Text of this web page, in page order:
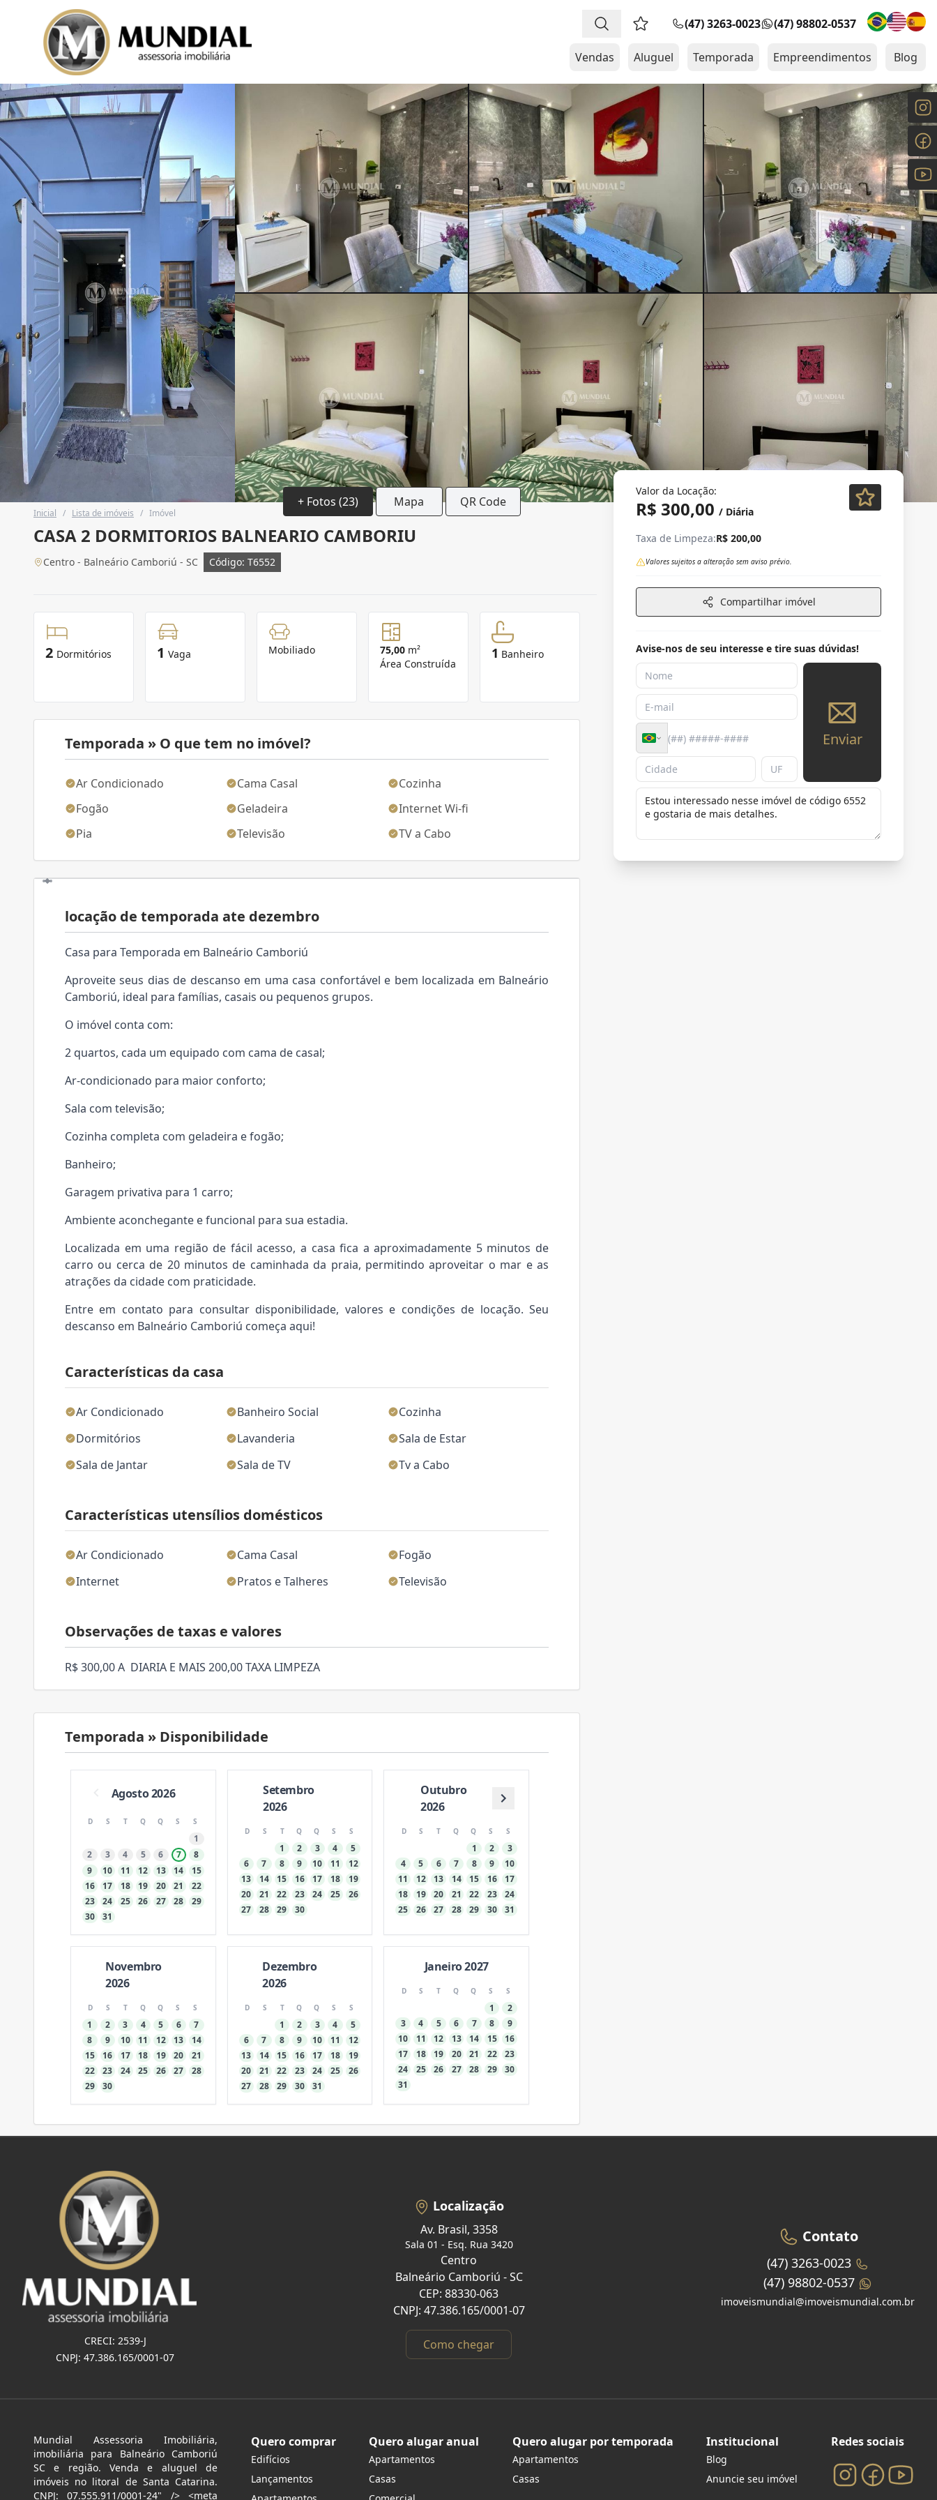
Favoritos (0 itens)
(47) 3263-0023 (47) 98802-0537
Vendas Aluguel Temporada Empreendimentos Blog
+ Fotos (23) Mapa QR Code
Inicial / Lista de imóveis / Imóvel
CASA 2 DORMITORIOS BALNEARIO CAMBORIU
Centro - Balneário Camboriú - SC Código: T6552
2 Dormitórios 1 Vaga Mobiliado 75,00 m²
Área Construída
1 Banheiro
Temporada » O que tem no imóvel?
Ar Condicionado Cama Casal
Cozinha
Fogão
Geladeira
Internet Wi-fi
Pia
Televisão TV a Cabo
Características da casa
Ar Condicionado Banheiro Social
Cozinha
Dormitórios
Lavanderia
Sala de Estar
Sala de Jantar
Sala de TV Tv a Cabo
Características utensílios domésticos
Ar Condicionado Cama Casal
Fogão
Internet
Pratos e Talheres Televisão
locação de temporada ate dezembro
Casa para Temporada em Balneário Camboriú
Aproveite seus dias de descanso em uma casa confortável e bem localizada em Balneário
Camboriú, ideal para famílias, casais ou pequenos grupos.
O imóvel conta com:
2 quartos, cada um equipado com cama de casal;
Ar-condicionado para maior conforto;
Sala com televisão;
Cozinha completa com geladeira e fogão;
Banheiro;
Garagem privativa para 1 carro;
Ambiente aconchegante e funcional para sua estadia.
Localizada em uma região de fácil acesso, a casa fica a aproximadamente 5 minutos de
carro ou cerca de 20 minutos de caminhada da praia, permitindo aproveitar o mar e as
atrações da cidade com praticidade.
Entre em contato para consultar disponibilidade, valores e condições de locação. Seu
descanso em Balneário Camboriú começa aqui!
Observações de taxas e valores
R$ 300,00 A DIARIA E MAIS 200,00 TAXA LIMPEZA
Temporada » Disponibilidade
Agosto 2026
D S T Q Q S S
1
2
3 4 5 6 7
8
9
10 11 12 13 14
15
16
17 18 19 20 21
22
23
24 25 26 27 28
29
30
31
Setembro
2026
D S T Q Q S S
1 2 3 4
5
6
7 8 9 10 11
12
13
14 15 16 17 18
19
20
21 22 23 24 25
26
27
28 29 30
Outubro
2026
D S T Q Q S S
1 2
3
4
5 6 7 8 9
10
11
12 13 14 15 16
17
18
19 20 21 22 23
24
25
26 27 28 29 30 31
Novembro
2026
D S T Q Q S S
1 2 3 4 5 6
7
8
9 10 11 12 13
14
15
16 17 18 19 20
21
22
23 24 25 26 27
28
29
30
Dezembro
2026
D S T Q Q S S
1 2 3 4
5
6
7 8 9 10 11
12
13
14 15 16 17 18
19
20
21 22 23 24 25
26
27
28 29 30 31
Janeiro 2027
D S T Q Q S S
1
2
3
4 5 6 7 8
9
10
11 12 13 14 15
16
17
18 19 20 21 22
23
24
25 26 27 28 29
30
31
Valor da Locação:
R$ 300,00 / Diária
Taxa de Limpeza:R$ 200,00
Valores sujeitos a alteração sem aviso prévio.
Compartilhar imóvel
Avise-nos de seu interesse e tire suas dúvidas!
Enviar
CRECI: 2539-J
CNPJ: 47.386.165/0001-07
Localização
Av. Brasil, 3358
Sala 01 - Esq. Rua 3420
Centro
Balneário Camboriú - SC
CEP: 88330-063
CNPJ: 47.386.165/0001-07
Como chegar
Contato
(47) 3263-0023
(47) 98802-0537
imoveismundial@imoveismundial.com.br
Mundial Assessoria Imobiliária,
imobiliária para Balneário Camboriú
SC e região. Venda e aluguel de
imóveis no litoral de Santa Catarina.
CNPJ: 07.555.911/0001-24" /> <meta
Quero comprar
Edifícios
Lançamentos
Quero alugar anual
Apartamentos
Casas
Quero alugar por temporada
Apartamentos
Casas
Institucional
Blog
Anuncie seu imóvel
Redes sociais